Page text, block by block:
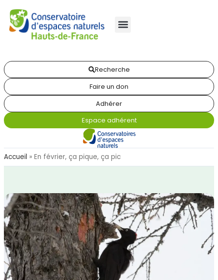
Recherche
Faire un don
Adhérer
Espace adhérent
Accueil » En février, ça pique, ça pic